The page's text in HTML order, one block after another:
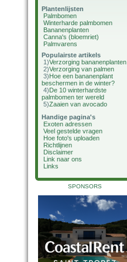
Plantenlijsten
Palmbomen
Winterharde palmbomen
Bananenplanten
Canna's (bloemriet)
Palmvarens
Populairste artikels
1)Verzorging bananenplanten
2)Verzorging van palmen
3)Hoe een bananenplant
beschermen in de winter?
4)De 10 winterhardste
palmbomen ter wereld
5)Zaaien van avocado
Handige pagina's
Exoten adressen
Veel gestelde vragen
Hoe foto's uploaden
Richtlijnen
Disclaimer
Link naar ons
Links
SPONSORS